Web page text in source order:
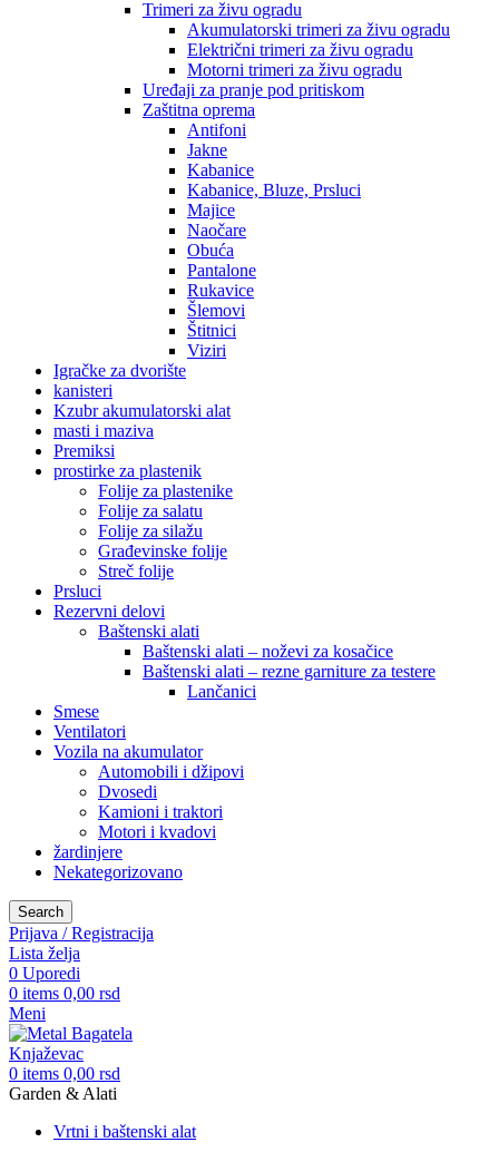
Trimeri za živu ogradu
Akumulatorski trimeri za živu ogradu
Električni trimeri za živu ogradu
Motorni trimeri za živu ogradu
Uređaji za pranje pod pritiskom
Zaštitna oprema
Antifoni
Jakne
Kabanice
Kabanice, Bluze, Prsluci
Majice
Naočare
Obuća
Pantalone
Rukavice
Šlemovi
Štitnici
Viziri
Igračke za dvorište
kanisteri
Kzubr akumulatorski alat
masti i maziva
Premiksi
prostirke za plastenik
Folije za plastenike
Folije za salatu
Folije za silažu
Građevinske folije
Streč folije
Prsluci
Rezervni delovi
Baštenski alati
Baštenski alati – noževi za kosačice
Baštenski alati – rezne garniture za testere
Lančanici
Smese
Ventilatori
Vozila na akumulator
Automobili i džipovi
Dvosedi
Kamioni i traktori
Motori i kvadovi
žardinjere
Nekategorizovano
Search
Prijava / Registracija
Lista želja
0 Uporedi
0 items 0,00 rsd
Meni
0 items 0,00 rsd
Garden & Alati
Vrtni i baštenski alat